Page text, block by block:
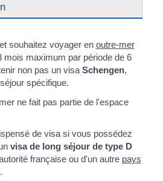
souhaitez voyager en outre-mer
mois maximum par période de 6
non pas un visa Schengen,
spécifique.
ne fait pas partie de l'espace
de visa si vous possédez
visa de long séjour de type D
française ou d'un autre pays
.